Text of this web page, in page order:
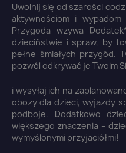
Uwolnij się od szarości
aktywnościom i
Przygoda wzywa
dzieciństwie i spraw, by
pełne śmiałych przygód.
pozwól odkrywać je Twoim
i wysyłaj ich na
obozy dla dzieci, wyjazdy
podboje. Dodatkowo
większego znaczenia –
wymyślonymi przyjaciółmi!